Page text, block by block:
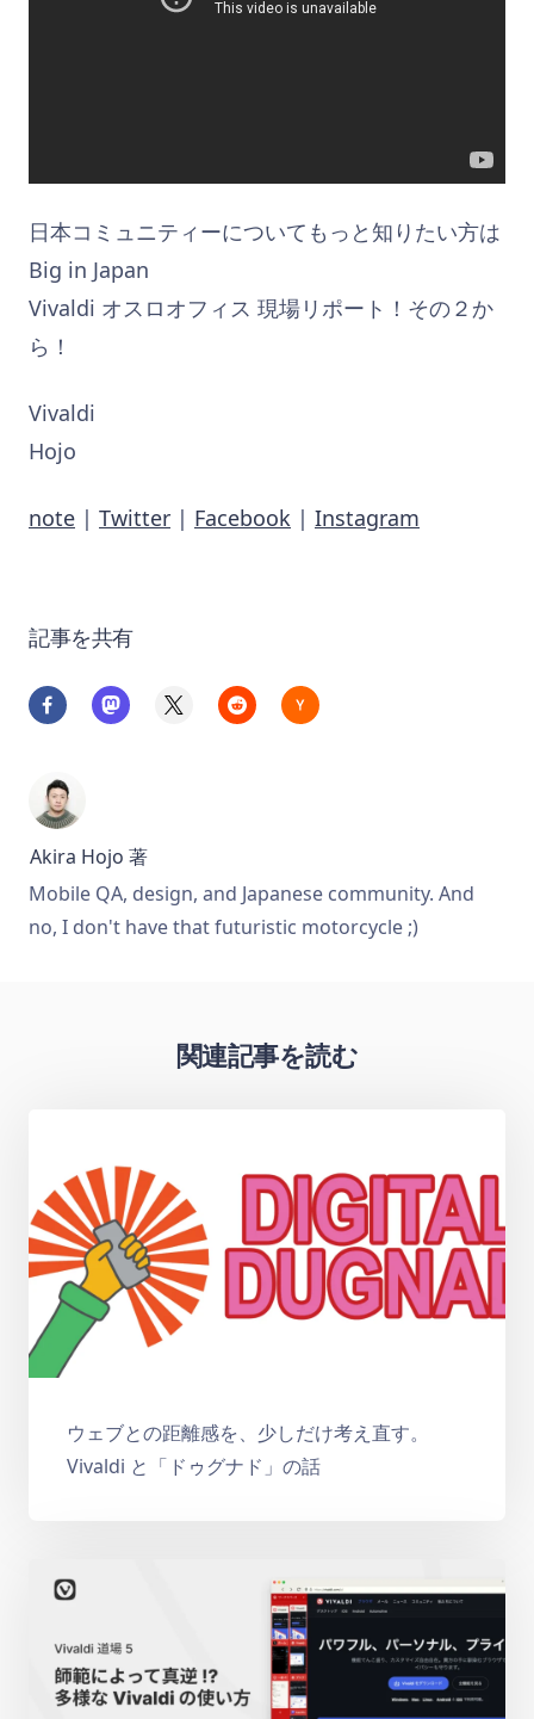
日本コミュニティーについてもっと知りたい方は
Big in Japan
Vivaldi オスロオフィス 現場リポート！その２か
ら！
Vivaldi
Hojo
note | Twitter | Facebook | Instagram
記事を共有
Akira Hojo 著
Mobile QA, design, and Japanese community. And
no, I don't have that futuristic motorcycle ;)
関連記事を読む
ウェブとの距離感を、少しだけ考え直す。
Vivaldi と「ドゥグナド」の話